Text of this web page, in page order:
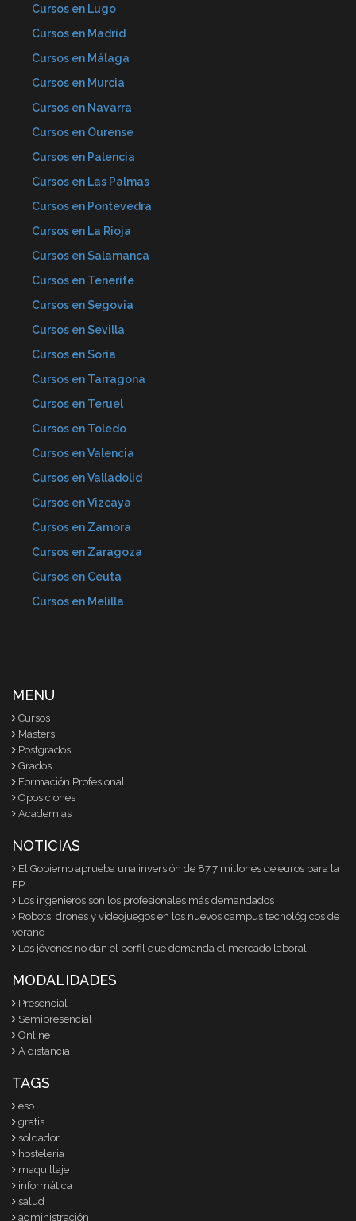
Cursos en Lugo
Cursos en Madrid
Cursos en Málaga
Cursos en Murcia
Cursos en Navarra
Cursos en Ourense
Cursos en Palencia
Cursos en Las Palmas
Cursos en Pontevedra
Cursos en La Rioja
Cursos en Salamanca
Cursos en Tenerife
Cursos en Segovia
Cursos en Sevilla
Cursos en Soria
Cursos en Tarragona
Cursos en Teruel
Cursos en Toledo
Cursos en Valencia
Cursos en Valladolid
Cursos en Vizcaya
Cursos en Zamora
Cursos en Zaragoza
Cursos en Ceuta
Cursos en Melilla
MENU
Cursos
Masters
Postgrados
Grados
Formación Profesional
Oposiciones
Academias
NOTICIAS
El Gobierno aprueba una inversión de 87,7 millones de euros para la
FP
Los ingenieros son los profesionales más demandados
Robots, drones y videojuegos en los nuevos campus tecnológicos de
verano
Los jóvenes no dan el perfil que demanda el mercado laboral
MODALIDADES
Presencial
Semipresencial
Online
A distancia
TAGS
eso
gratis
soldador
hosteleria
maquillaje
informática
salud
administración